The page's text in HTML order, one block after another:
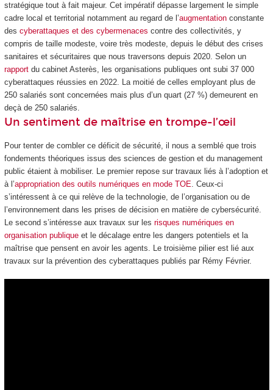
stratégique tout à fait majeur. Cet impératif dépasse largement le simple
cadre local et territorial notamment au regard de l’augmentationconstante
des cyberattaques et des cybermenaces contre des collectivités, y
compris de taille modeste, voire très modeste, depuis le début des crises
sanitaires et sécuritaires que nous traversons depuis 2020. Selon un
rapportdu cabinet Asterès, les organisations publiques ont subi 37 000
cyberattaques réussies en 2022. La moitié de celles employant plus de
250 salariés sont concernées mais plus d’un quart (27 %) demeurent en
deçà de 250 salariés.
Un sentiment de maîtrise en trompe-l’œil
Pour tenter de combler ce déficit de sécurité, il nous a semblé que trois
fondements théoriques issus des sciences de gestion et du management
public étaient à mobiliser. Le premier repose sur travaux liés à l’adoption et
à l’appropriation des outils numériques en mode TOE . Ceux-ci
s’intéressent à ce qui relève de la technologie, de l’organisation ou de
l’environnement dans les prises de décision en matière de cybersécurité.
Le second s’intéresse aux travaux sur les risques numériques en
organisation publiqueet le décalage entre les dangers potentiels et la
maîtrise que pensent en avoir les agents. Le troisième pilier est lié aux
travaux sur la prévention des cyberattaques publiés par Rémy Février.